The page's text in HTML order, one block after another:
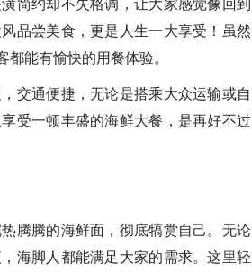
品尝美食，更是人生一大享受！虽然
能有愉快的用餐体验。
交通便捷，无论是搭乘大众运输或自
受一顿丰盛的海鲜大餐，是再好不过
腾腾的海鲜面，彻底犒赏自己。无论
海脚人都能满足大家的需求。这里轻